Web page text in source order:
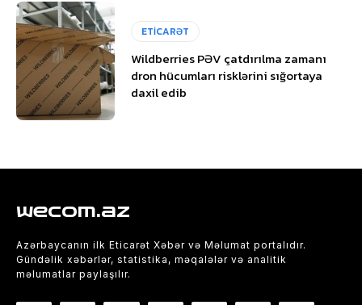
ETİCARƏT
Wildberries PƏV çatdırılma zamanı
dron hücumları risklərini sığortaya
daxil edib
wecom.az
Azərbaycanın ilk Eticarət Xəbər və Məlumat portalıdır.
Gündəlik xəbərlər, statistika, məqalələr və analitik
məlumatlar paylaşılır.